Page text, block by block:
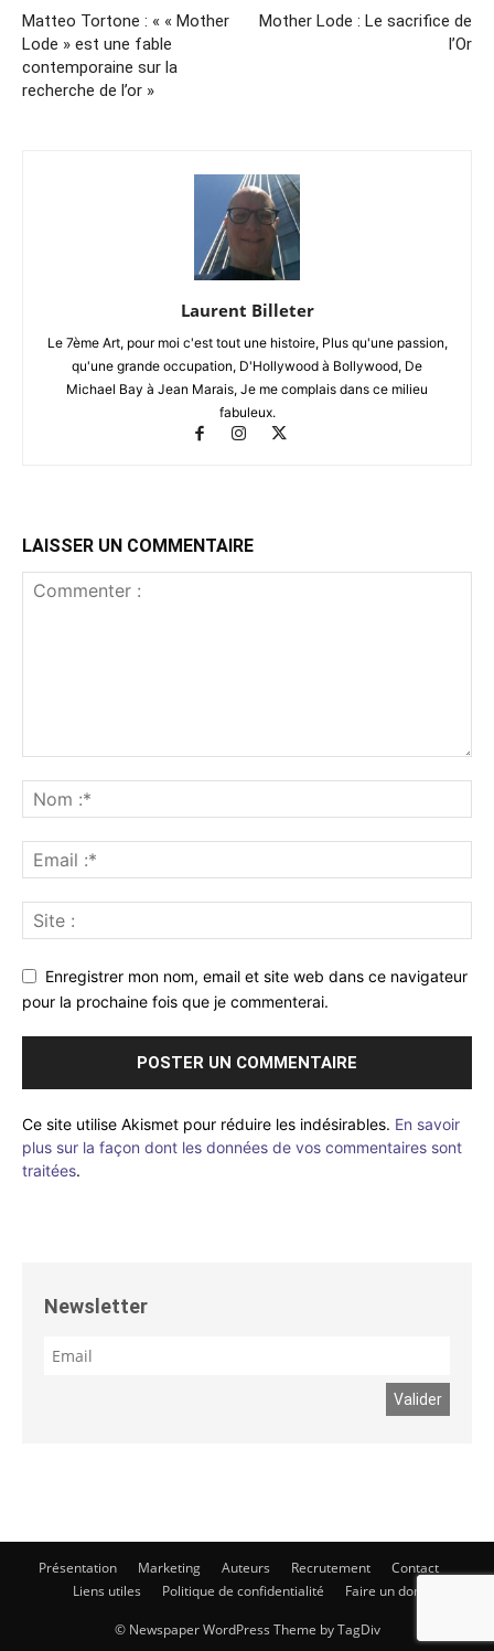
Matteo Tortone : « « Mother
Lode » est une fable
contemporaine sur la
recherche de l’or »
Mother Lode : Le sacrifice de
l’Or
Laurent Billeter
Le 7ème Art, pour moi c'est tout une histoire, Plus qu'une passion,
qu'une grande occupation, D'Hollywood à Bollywood, De
Michael Bay à Jean Marais, Je me complais dans ce milieu
fabuleux.
LAISSER UN COMMENTAIRE
Enregistrer mon nom, email et site web dans ce navigateur
pour la prochaine fois que je commenterai.
Ce site utilise Akismet pour réduire les indésirables. En savoir
plus sur la façon dont les données de vos commentaires sont
traitées.
Newsletter
Présentation Marketing Auteurs Recrutement
Contact
Liens utiles
Politique de confidentialité Faire un don
© Newspaper WordPress Theme by TagDiv